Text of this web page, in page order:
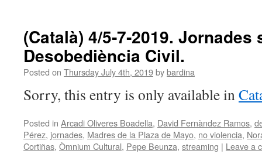
(Català) 4/5‑7‑2019. Jornades
Desobediència Civil.
Posted on Thursday July 4th, 2019bybardina
Sorry, this entry is only available in
Posted in Arcadi Oliveres Boadella, David Fernàndez Ramos,
Pérez, jornades, Madres de la Plaza de Mayo, no violencia,
Cortiñas, Òmnium Cultural, Pepe Beunza, streaming | Leave a